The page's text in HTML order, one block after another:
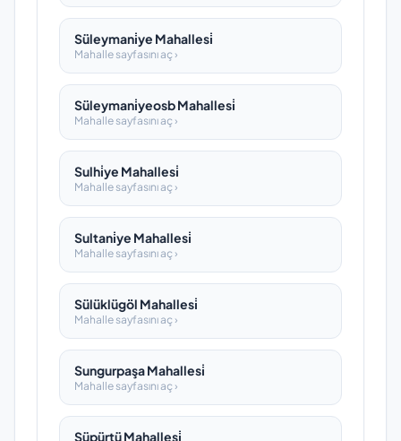
Süleymani̇ye Mahallesi̇
Mahalle sayfasını aç ›
Süleymani̇yeosb Mahallesi̇
Mahalle sayfasını aç ›
Sulhi̇ye Mahallesi̇
Mahalle sayfasını aç ›
Sultani̇ye Mahallesi̇
Mahalle sayfasını aç ›
Sülüklügöl Mahallesi̇
Mahalle sayfasını aç ›
Sungurpaşa Mahallesi̇
Mahalle sayfasını aç ›
Süpürtü Mahallesi̇